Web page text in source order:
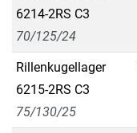
6214-2RS C3
70/125/24
Rillenkugellager
6215-2RS C3
75/130/25